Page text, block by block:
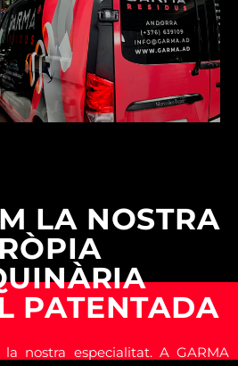
LA NOSTRA
PATENTADA
nostra especialitat. A GARMA